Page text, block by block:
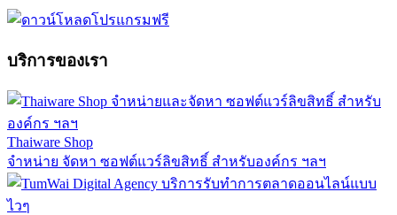
บริการของเรา
Thaiware Shop
จำหน่าย จัดหา ซอฟต์แวร์ลิขสิทธิ์ สำหรับองค์กร ฯลฯ